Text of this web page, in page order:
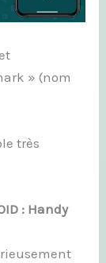
» (nom
très
: Handy